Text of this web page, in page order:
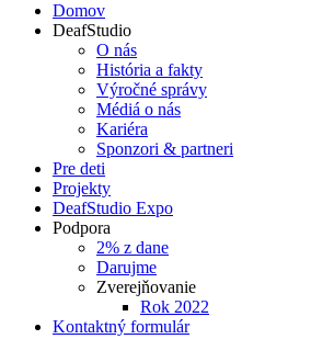
Domov
DeafStudio
O nás
História a fakty
Výročné správy
Médiá o nás
Kariéra
Sponzori & partneri
Pre deti
Projekty
DeafStudio Expo
Podpora
2% z dane
Darujme
Zverejňovanie
Rok 2022
Kontaktný formulár